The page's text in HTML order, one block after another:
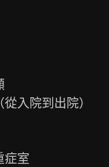
入院到出院）
症室